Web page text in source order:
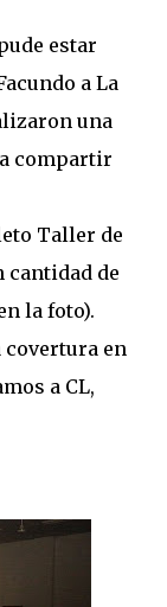
estar
a La
una
compartir
Taller de
cantidad de
la foto).
covertura en
a CL,